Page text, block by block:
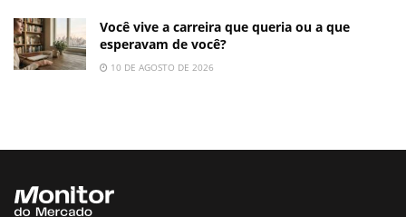
Você vive a carreira que queria ou a que
esperavam de você?
10 DE AGOSTO DE 2026